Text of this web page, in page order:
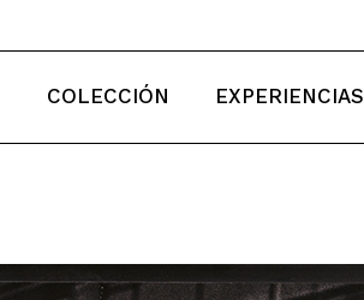
COLECCIÓN EXPERIENCIAS